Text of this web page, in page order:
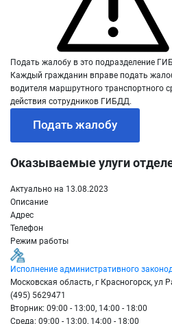
Подать жалобу в это подразделение
Каждый гражданин вправе подать
водителя маршрутного транспортного
действия сотрудников ГИБДД.
Подать жалобу
Оказываемые улуги
Актуально на 13.08.2023
Описание
Адрес
Телефон
Режим работы
Исполнение административного
Московская область, г Красногорск, ул
(495) 5629471
Вторник: 09:00 - 13:00, 14:00 - 18:00
Среда: 09:00 - 13:00, 14:00 - 18:00